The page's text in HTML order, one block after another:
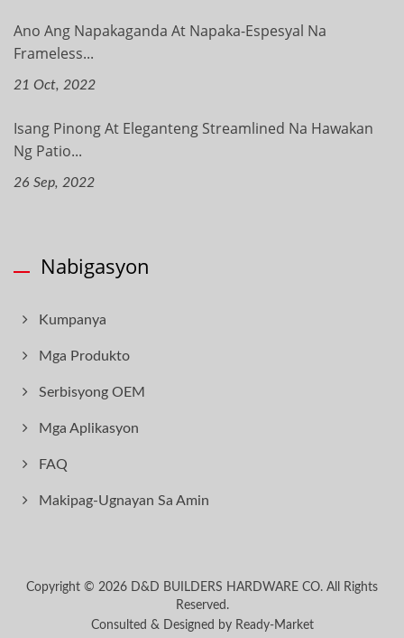
Ano Ang Napakaganda At Napaka-Espesyal Na
Frameless...
21 Oct, 2022
Isang Pinong At Eleganteng Streamlined Na Hawakan
Ng Patio...
26 Sep, 2022
Nabigasyon
Kumpanya
Mga Produkto
Serbisyong OEM
Mga Aplikasyon
FAQ
Makipag-Ugnayan Sa Amin
Copyright © 2026 D&D BUILDERS HARDWARE CO. All Rights
Reserved.
Consulted & Designed by Ready-Market